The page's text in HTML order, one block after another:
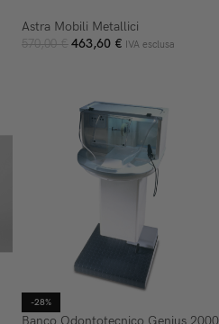
Astra Mobili Metallici
570,00€ 463,60 € IVA esclusa
-28%
Banco Odontotecnico Genius 2000